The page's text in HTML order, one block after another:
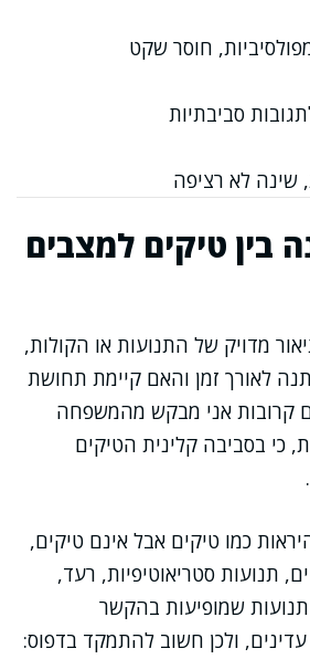
חוסר שקט
סביבתיות
שינה לא רציפה
בין טיקים למצבים
מדויק של התנועות או הקולות,
לאורך זמן והאם קיימת תחושת
קרובות אני מבקש מהמשפחה
כי בסביבה קלינית הטיקים
כמו טיקים אבל אינם טיקים,
תנועות סטריאוטיפיות, רעד,
שמופיעות בהקשר
ולכן חשוב להתמקד בדפוס: